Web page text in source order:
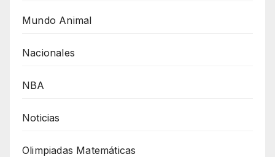
Mundo Animal
Nacionales
NBA
Noticias
Olimpiadas Matemáticas